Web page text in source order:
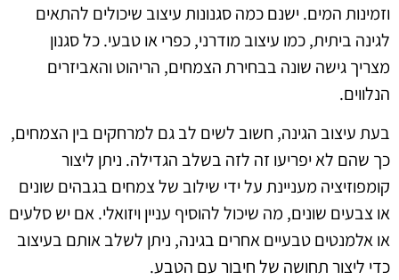
וזמינות המים. ישנם כמה סגנונות עיצוב שיכולים להתאים
לגינה ביתית, כמו עיצוב מודרני, כפרי או טבעי. כל סגנון
מצריך גישה שונה בבחירת הצמחים, הריהוט והאביזרים
הנלווים.
בעת עיצוב הגינה, חשוב לשים לב גם למרחקים בין הצמחים,
כך שהם לא יפריעו זה לזה בשלב הגדילה. ניתן ליצור
קומפוזיציה מעניינת על ידי שילוב של צמחים בגבהים שונים
או צבעים שונים, מה שיכול להוסיף עניין ויזואלי. אם יש סלעים
או אלמנטים טבעיים אחרים בגינה, ניתן לשלב אותם בעיצוב
כדי ליצור תחושה של חיבור עם הטבע.